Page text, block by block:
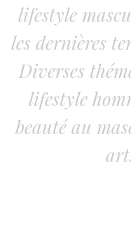
lifestyle
les dernières
Diverses
lifestyle
beauté au